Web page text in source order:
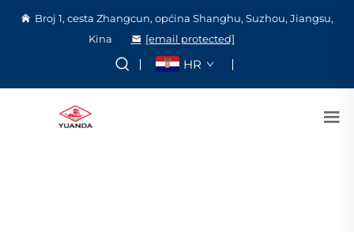
Broj 1, cesta Zhangcun, općina Shanghu, Suzhou, Jiangsu,
Kina
[email protected]
HR